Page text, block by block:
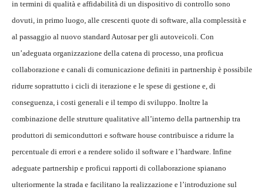
in termini di qualità e affidabilità di un dispositivo di controllo sono
dovuti, in primo luogo, alle crescenti quote di software, alla complessità e
al passaggio al nuovo standard Autosar per gli autoveicoli. Con
un’adeguata organizzazione della catena di processo, una proficua
collaborazione e canali di comunicazione definiti in partnership è possibile
ridurre soprattutto i cicli di iterazione e le spese di gestione e, di
conseguenza, i costi generali e il tempo di sviluppo. Inoltre la
combinazione delle strutture qualitative all’interno della partnership tra
produttori di semiconduttori e software house contribuisce a ridurre la
percentuale di errori e a rendere solido il software e l’hardware. Infine
adeguate partnership e proficui rapporti di collaborazione spianano
ulteriormente la strada e facilitano la realizzazione e l’introduzione sul